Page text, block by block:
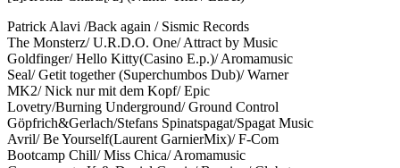
Patrick Alavi /Back again / Sismic Records
The Monsterz/ U.R.D.O. One/ Attract by Music
Goldfinger/ Hello Kitty(Casino E.p.)/ Aromamusic
Seal/ Getit together (Superchumbos Dub)/ Warner
MK2/ Nick nur mit dem Kopf/ Epic
Lovetry/Burning Underground/ Ground Control
Göpfrich&Gerlach/Stefans Spinatspagat/Spagat Music
Avril/ Be Yourself(Laurent GarnierMix)/ F-Com
Bootcamp Chill/ Miss Chica/ Aromamusic